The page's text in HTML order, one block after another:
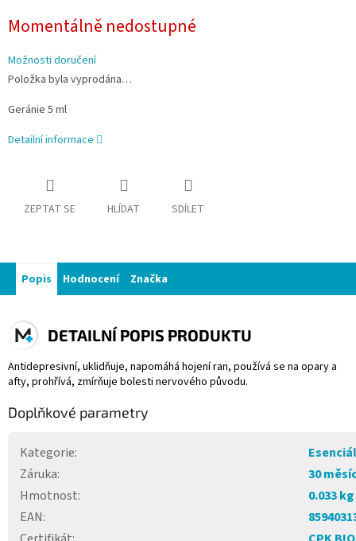
cena:
Momentálně nedostupné
Možnosti doručení
Položka byla vyprodána…
Geránie 5 ml
Detailní informace
ZEPTAT SE HLÍDAT SDÍLET
Popis Hodnocení Značka
DETAILNÍ POPIS PRODUKTU
Antidepresivní, uklidňuje, napomáhá hojení ran, používá se na opary a
afty, prohřívá, zmírňuje bolesti nervového původu.
Doplňkové parametry
Kategorie:
Záruka:
30
Hmotnost:
0.033 kg
EAN: